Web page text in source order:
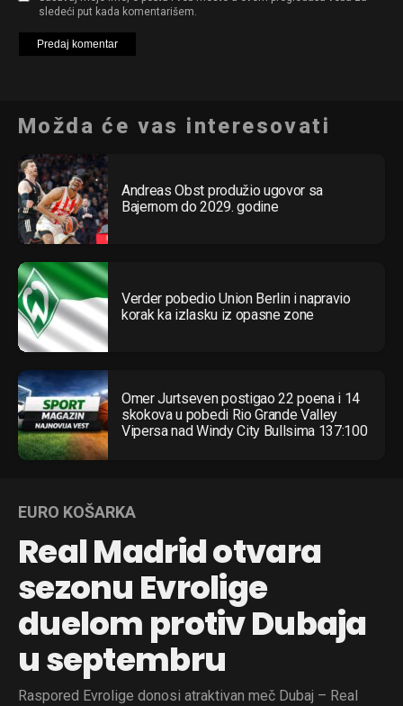
sledeći put kada komentarišem.
Možda će vas interesovati
Andreas Obst produžio ugovor sa
Bajernom do 2029. godine
Verder pobedio Union Berlin i napravio
korak ka izlasku iz opasne zone
Omer Jurtseven postigao 22 poena i 14
skokova u pobedi Rio Grande Valley
Vipersa nad Windy City Bullsima 137:100
EURO KOŠARKA
Real Madrid otvara
sezonu Evrolige
duelom protiv Dubaja
u septembru
Raspored Evrolige donosi atraktivan meč Dubaj – Real